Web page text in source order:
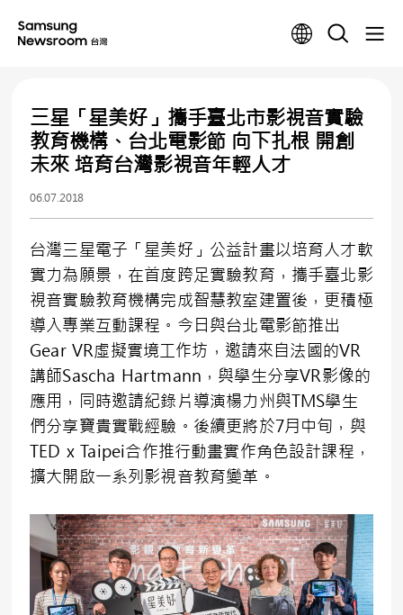
三星「星美好」攜手臺北市影視音實驗
教育機構、台北電影節 向下扎根 開創
未來 培育台灣影視音年輕人才
06.07.2018
台灣三星電子「星美好」公益計畫以培育人才軟
實力為願景，在首度跨足實驗教育，攜手臺北影
視音實驗教育機構完成智慧教室建置後，更積極
導入專業互動課程。今日與台北電影節推出
Gear VR虛擬實境工作坊，邀請來自法國的VR
講師Sascha Hartmann，與學生分享VR影像的
應用，同時邀請紀錄片導演楊力州與TMS學生
們分享寶貴實戰經驗。後續更將於7月中旬，與
TED x Taipei合作推行動畫實作角色設計課程，
擴大開啟一系列影視音教育變革。